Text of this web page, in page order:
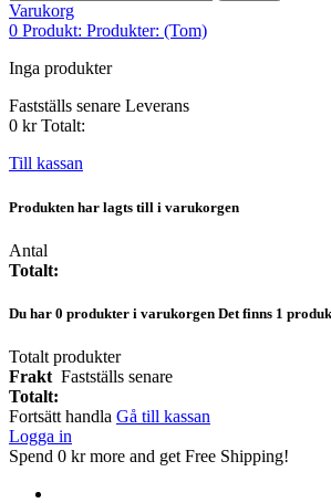
Varukorg
0 Produkt: Produkter: (Tom)
Inga produkter
Fastställs senare Leverans
0 kr Totalt:
Till kassan
Produkten har lagts till i varukorgen
Antal
Totalt:
Du har 0 produkter i varukorgen Det finns 1
Totalt produkter
Frakt Fastställs senare
Totalt:
Fortsätt handla Gå till kassan
Logga in
Spend 0 krmore and get Free Shipping!